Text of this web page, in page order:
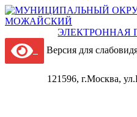
ЭЛЕКТРОННАЯ
Версия для
121596, г.Москва,